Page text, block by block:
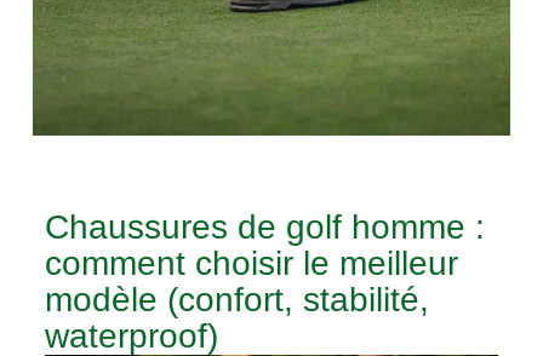
Chaussures de golf homme :
comment choisir le meilleur
modèle (confort, stabilité,
waterproof)